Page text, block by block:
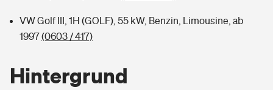
VW Golf III, 1H (GOLF), 55 kW, Benzin, Limousine, ab
1997(0603 / 417)
Hintergrund